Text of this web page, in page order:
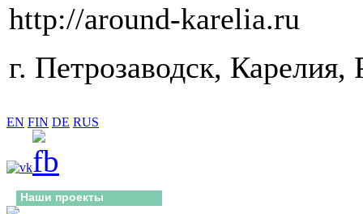
http://around-karelia.ru
г. Петрозаводск, Карелия,
EN FIN DE RUS
Наши проекты